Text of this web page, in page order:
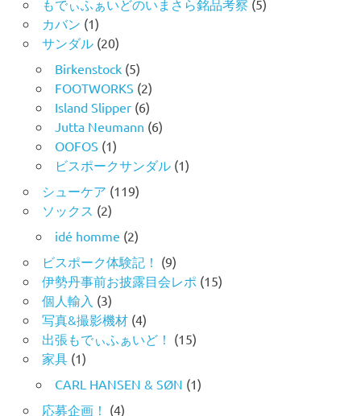
もでぃふぁいどのいまさら銘品考察 (5)
カバン (1)
サンダル(20)
Birkenstock(5)
FOOTWORKS (2)
Island Slipper(6)
Jutta Neumann (6)
OOFOS (1)
ビスポークサンダル(1)
シューケア (119)
ソックス (2)
idé homme (2)
ビスポーク体験記！ (9)
伊勢丹事前お披露目会レポ (15)
個人輸入 (3)
写真&撮影機材(4)
出張もでぃふぁいど！ (15)
家具(1)
CARL HANSEN & SØN (1)
応募企画！ (4)